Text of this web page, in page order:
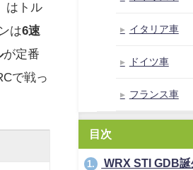
はトル
は6速
が定番
で戦っ
イタリア車
ドイツ車
フランス車
目次
1.
WRX STI GDB